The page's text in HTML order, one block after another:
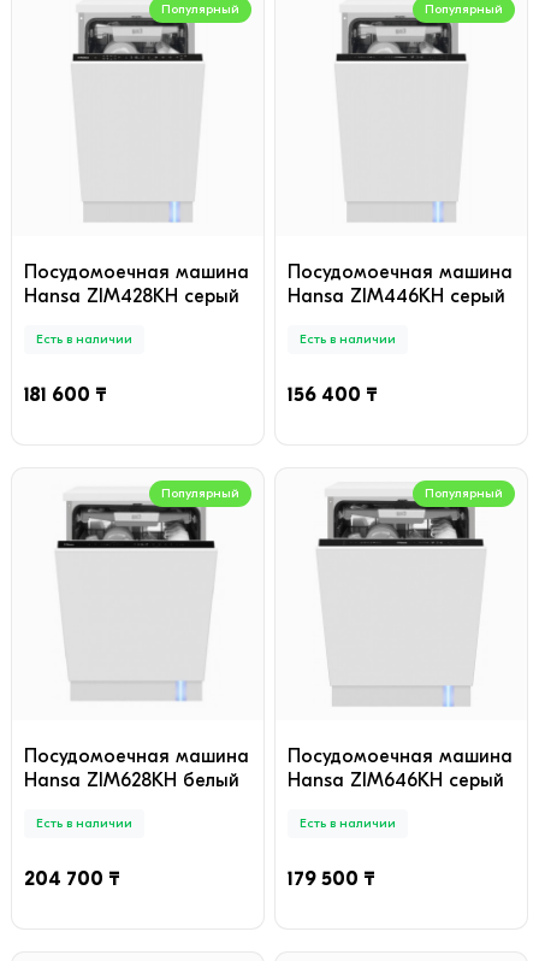
Популярный
Посудомоечная машина
Hansa ZIM428KH серый
Есть в наличии
181 600 ₸
Популярный
Посудомоечная машина
Hansa ZIM446KH серый
Есть в наличии
156 400 ₸
Популярный
Посудомоечная машина
Hansa ZIM628KH белый
Есть в наличии
204 700 ₸
Популярный
Посудомоечная машина
Hansa ZIM646KH серый
Есть в наличии
179 500 ₸